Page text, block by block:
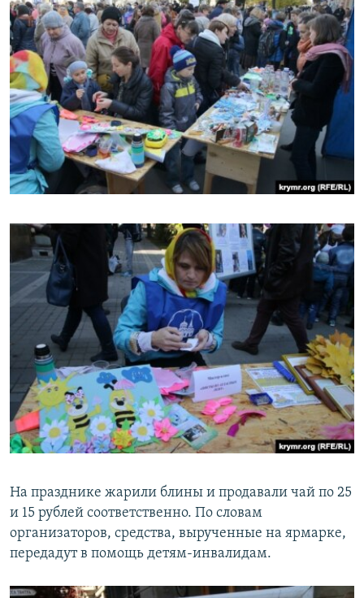
На празднике жарили блины и продавали чай по 25
и 15 рублей соответственно. По словам
организаторов, средства, вырученные на ярмарке,
передадут в помощь детям-инвалидам.